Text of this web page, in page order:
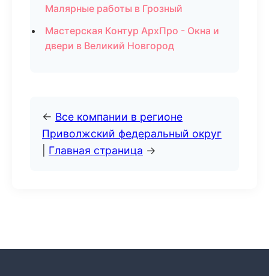
Малярные работы в Грозный
Мастерская Контур АрхПро - Окна и
двери в Великий Новгород
← Все компании в регионе
Приволжский федеральный округ
Главная страница →